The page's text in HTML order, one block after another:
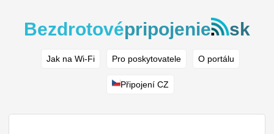
Bezdrotovépripojenie sk
Jak na Wi-Fi Pro poskytovatele O portálu
Připojení CZ